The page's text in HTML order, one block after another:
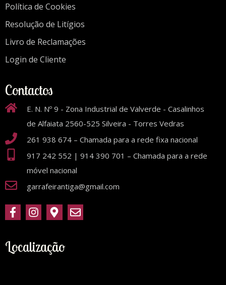
Política de Cookies
Resolução de Litígios
Livro de Reclamações
Login de Cliente
Contactos
E. N. Nº 9 - Zona Industrial de Valverde - Casalinhos
de Alfaiata 2560-525 Silveira - Torres Vedras
261 938 674 – Chamada para a rede fixa nacional
917 242 552 | 914 390 701 – Chamada para a rede
móvel nacional
garrafeirantiga@gmail.com
Localização